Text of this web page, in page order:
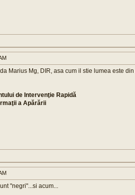
Marius Mg, DIR, asa cum il stie lumea este
de Intervenţie Rapidă
a Apărării
"negri"...si acum...